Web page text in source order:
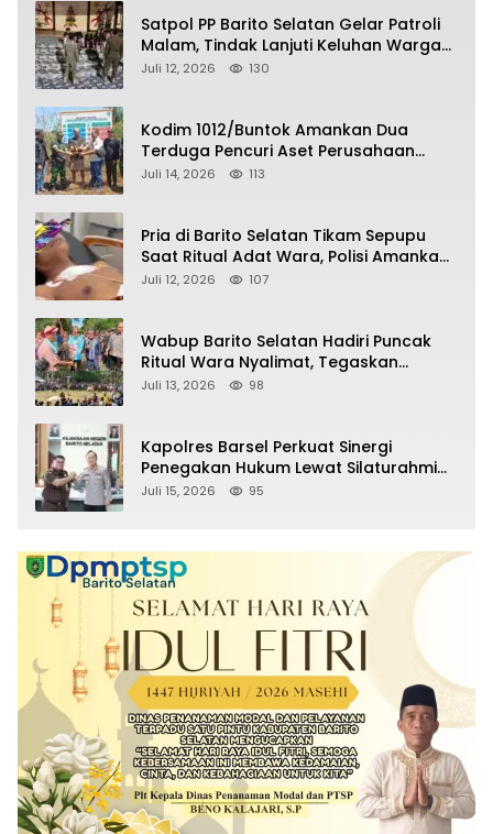
Satpol PP Barito Selatan Gelar Patroli
Malam, Tindak Lanjuti Keluhan Warga
soal Balap Liar dan Remaja Nongkrong
Juli 12, 2026 130
Kodim 1012/Buntok Amankan Dua
Terduga Pencuri Aset Perusahaan
Sitaan Satgas PKH, Satu Paket Diduga
Juli 14, 2026 113
Pria di Barito Selatan Tikam Sepupu
Saat Ritual Adat Wara, Polisi Amankan
Pelaku
Juli 12, 2026 107
Wabup Barito Selatan Hadiri Puncak
Ritual Wara Nyalimat, Tegaskan
Komitmen Lestarikan Budaya Dayak
Juli 13, 2026 98
Kapolres Barsel Perkuat Sinergi
Penegakan Hukum Lewat Silaturahmi
dengan Kajari Barito Selatan
Juli 15, 2026 95